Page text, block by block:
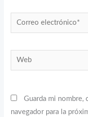
Correo
electrónico*
Web
Guarda mi
navegador para la